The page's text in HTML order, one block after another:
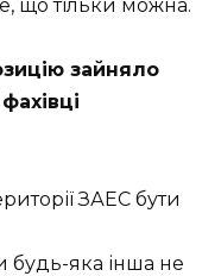
що тільки можна.
зайняло
ЗАЕС бути
будь-яка інша не